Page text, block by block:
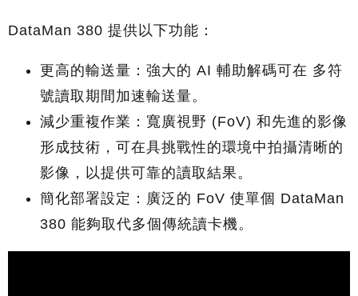
DataMan 380 提供以下功能：
更高的輸送量 ：強大的 AI 輔助解碼可在 多符
號讀取期間加速輸送量。
減少重複作業 ：寬廣視野 (FoV) 和先進的影像
形成技術，可在具挑戰性的環境中拍攝清晰的
影像，以提供可靠的讀取結果。
簡化部署設定 ：廣泛的 FoV 使單個 DataMan
380 能夠取代多個傳統讀卡機。